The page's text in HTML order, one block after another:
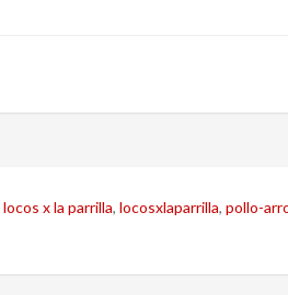
locos x la parrilla, locosxlaparrilla, pollo-